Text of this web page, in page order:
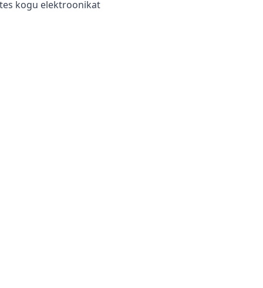
kogu elektroonikat